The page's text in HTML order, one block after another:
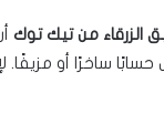
الزرقاء من تيك توك
ساخرًا أو